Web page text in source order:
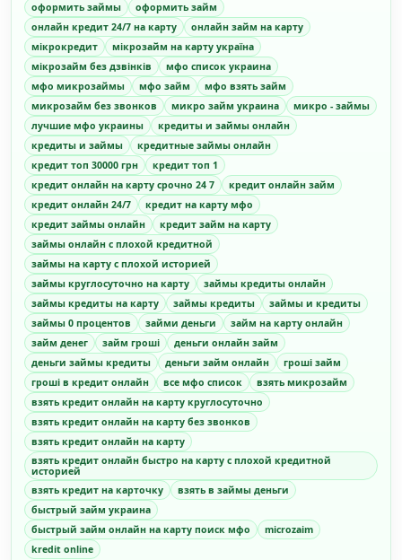
оформить займы
оформить займ
онлайн кредит 24/7 на карту
онлайн займ на карту
мікрокредит
мікрозайм на карту україна
мікрозайм без дзвінків
мфо список украина
мфо микрозаймы
мфо займ
мфо взять займ
микрозайм без звонков
микро займ украина
микро - займы
лучшие мфо украины
кредиты и займы онлайн
кредиты и займы
кредитные займы онлайн
кредит топ 30000 грн
кредит топ 1
кредит онлайн на карту срочно 24 7
кредит онлайн займ
кредит онлайн 24/7
кредит на карту мфо
кредит займы онлайн
кредит займ на карту
займы онлайн с плохой кредитной
займы на карту с плохой историей
займы круглосуточно на карту
займы кредиты онлайн
займы кредиты на карту
займы кредиты
займы и кредиты
займы 0 процентов
займи деньги
займ на карту онлайн
займ денег
займ гроші
деньги онлайн займ
деньги займы кредиты
деньги займ онлайн
гроші займ
гроші в кредит онлайн
все мфо список
взять микрозайм
взять кредит онлайн на карту круглосуточно
взять кредит онлайн на карту без звонков
взять кредит онлайн на карту
взять кредит онлайн быстро на карту с плохой кредитной
историей
взять кредит на карточку
взять в займы деньги
быстрый займ украина
быстрый займ онлайн на карту поиск мфо
microzaim
kredit online